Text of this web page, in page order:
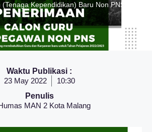
(Tenaga Kependidikan) Baru Non PNS
Waktu Publikasi :
23 May 2022
10:30
Penulis
MAN 2 Kota Malang